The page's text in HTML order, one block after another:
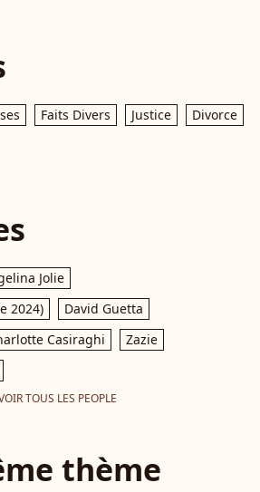
Faits Divers Justice
Divorce
Jolie
2024)
David Guetta
Casiraghi
Zazie
TOUS LES PEOPLE
thème